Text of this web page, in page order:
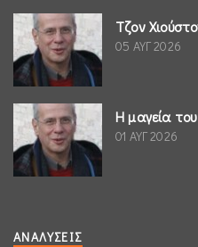
Τζον
05 ΑΥΓ 2026
Η μαγεία
01 ΑΥΓ 2026
ΑΝΑΛΎΣΕΙΣ